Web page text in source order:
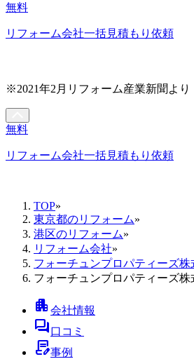
無料
リフォーム会社一括見積もり依頼
※2021年2月リフォーム産業新聞より
無料
リフォーム会社一括見積もり依頼
TOP»
東京都のリフォーム»
港区のリフォーム»
リフォーム会社»
フォーチュンプロパティーズ株
フォーチュンプロパティーズ株
apartment会社情報
forum口コミ
contract_edit事例